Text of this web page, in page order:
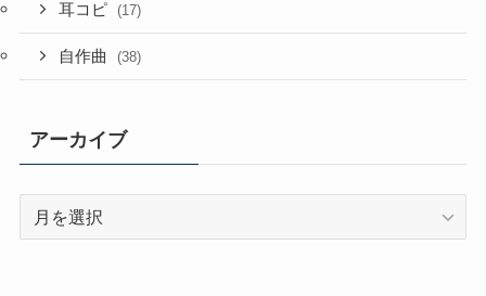
耳コピ (17)
自作曲 (38)
アーカイブ